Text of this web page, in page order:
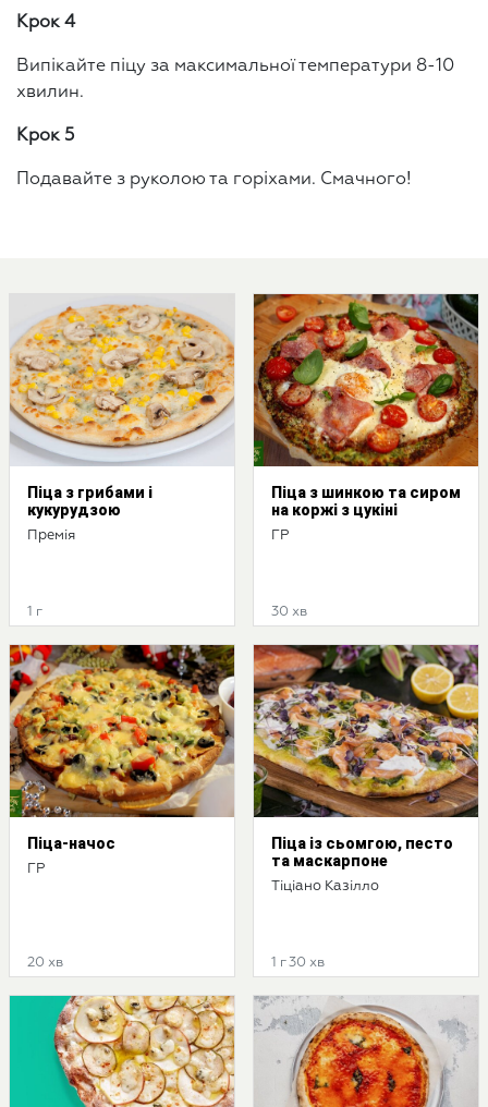
Крок 4
Випікайте піцу за максимальної температури 8-10
хвилин.
Крок 5
Подавайте з руколою та горіхами. Смачного!
Піца з грибами і
кукурудзою
Премія
1 г
Піца з шинкою та сиром
на коржі з цукіні
ГР
30 хв
Піца-начос
ГР
20 хв
Піца із сьомгою, песто
та маскарпоне
Тіціано Казілло
1 г 30 хв